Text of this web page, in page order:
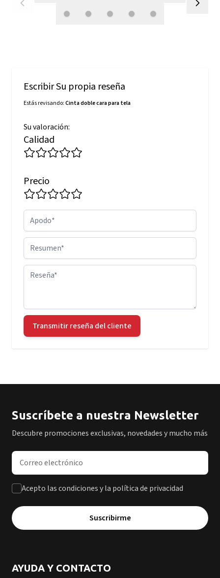
Escribir Su propia reseña
Estás revisando:Cinta doble cara para tela
Su valoración:
Calidad
Precio
Apodo
Resumen
Reseña
Transmitir reseña del cliente
Suscríbete a nuestra Newsletter
Descubre promociones exclusivas, novedades y mucho más
Dirección de correo electrónico
Acepto las condiciones y la política de privacidad
Suscribirme
AYUDA Y CONTACTO